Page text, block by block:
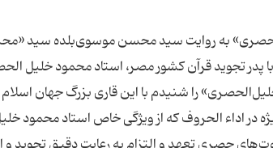
به روایت سید محسن موسوی‌بلده سید
با پدر تجوید قرآن کشور مصر، استاد محمود خلیل
را شنیدم با این قاری بزرگ جهان
در اداء الحروف كه از ویژگی‌ خاص استاد محمود